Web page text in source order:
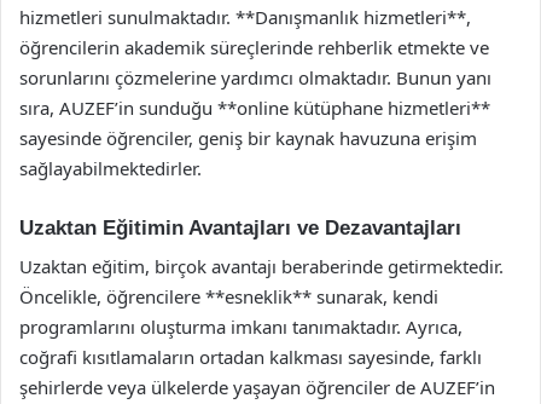
hizmetleri sunulmaktadır. **Danışmanlık hizmetleri**,
öğrencilerin akademik süreçlerinde rehberlik etmekte ve
sorunlarını çözmelerine yardımcı olmaktadır. Bunun yanı
sıra, AUZEF’in sunduğu **online kütüphane hizmetleri**
sayesinde öğrenciler, geniş bir kaynak havuzuna erişim
sağlayabilmektedirler.
Uzaktan Eğitimin Avantajları ve Dezavantajları
Uzaktan eğitim, birçok avantajı beraberinde getirmektedir.
Öncelikle, öğrencilere **esneklik** sunarak, kendi
programlarını oluşturma imkanı tanımaktadır. Ayrıca,
coğrafi kısıtlamaların ortadan kalkması sayesinde, farklı
şehirlerde veya ülkelerde yaşayan öğrenciler de AUZEF’in